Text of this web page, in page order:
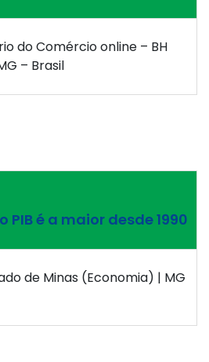
do Comércio online – BH
– Brasil
PIB é a maior desde 1990
de Minas (Economia) | MG